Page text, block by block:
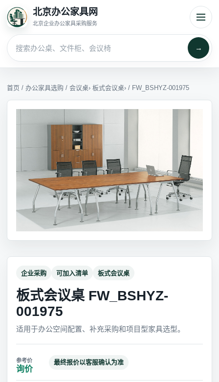
北京办公家具网
北京企业办公家具采购服务
→
首页 / 办公家具选购 / 会议桌› 板式会议桌› / FW_BSHYZ-001975
企业采购 可加入清单 板式会议桌
板式会议桌 FW_BSHYZ-
001975
适用于办公空间配置、补充采购和项目型家具选型。
询价
最终报价以客服确认为准